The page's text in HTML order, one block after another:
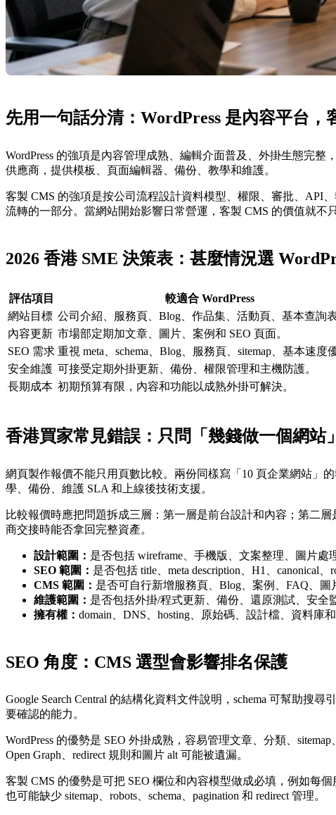
先用一句話分清：WordPress 是內容平台，
WordPress 的強項是內容管理成熟、編輯介面普及、外掛生態完整
供應商，提供模板、頁面編輯器、備份、教學和維護。
客製 CMS 的強項是按公司流程設計資料模型、權限、審批、API
流轉的一部分。當網站開始影響日常營運，客製 CMS 的價值就不
2026 香港 SME 決策表：甚麼情況選
評估項目 較適合 WordPress
網站目標 公司介紹、服務頁、Blog、作品集、活動頁、基本查詢表
內容更新 市場部定期加文章、圖片、案例和 SEO 頁面。
SEO 需求 重視 meta、schema、Blog、服務頁、sitemap、基本速度
安全維護 可接受定期外掛更新、備份、權限管理和主機防護。
長期成本 初期預算有限，內容和功能以成熟外掛可解決。
香港買家常見錯誤：只問「幾錢做一個網站」
網頁製作報價不能只用頁數比較。兩份同樣寫「10 頁企業網站」
學、備份、維護 SLA 和上線後技術支援。
比較報價時應把問題拆成三層：第一層是前台設計和內容；第二
商交接時能否拿回完整資產。
設計範圍： 是否包括 wireframe、手機版、文案整理、圖片處
SEO 範圍： 是否包括 title、meta description、H1、canonical、
CMS 範圍： 是否可自行新增服務頁、Blog、案例、FAQ、圖
維護範圍： 是否包括外掛/程式更新、備份、還原測試、安全
擁有權： domain、DNS、hosting、原始碼、設計檔、資料庫
SEO 角度：CMS 選型會影響排名保護
Google Search Central 的結構化資料文件說明，schema 可幫助
要確認的能力。
WordPress 的優勢是 SEO 外掛成熟，容易管理文章、分類、
Open Graph、redirect 規則和圖片 alt 可能被遺漏。
客製 CMS 的優勢是可把 SEO 欄位和內容模型做成必填，例如每
也可能缺少 sitemap、robots、schema、pagination 和 redirect 管理。